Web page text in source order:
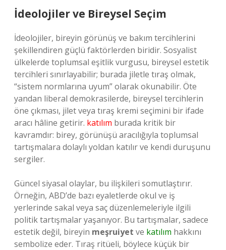
İdeolojiler ve Bireysel Seçim
İdeolojiler, bireyin görünüş ve bakım tercihlerini
şekillendiren güçlü faktörlerden biridir. Sosyalist
ülkelerde toplumsal eşitlik vurgusu, bireysel estetik
tercihleri sınırlayabilir; burada jiletle tıraş olmak,
“sistem normlarına uyum” olarak okunabilir. Öte
yandan liberal demokrasilerde, bireysel tercihlerin
öne çıkması, jilet veya tıraş kremi seçimini bir ifade
aracı hâline getirir. katılım burada kritik bir
kavramdır: birey, görünüşü aracılığıyla toplumsal
tartışmalara dolaylı yoldan katılır ve kendi duruşunu
sergiler.
Güncel siyasal olaylar, bu ilişkileri somutlaştırır.
Örneğin, ABD’de bazı eyaletlerde okul ve iş
yerlerinde sakal veya saç düzenlemeleriyle ilgili
politik tartışmalar yaşanıyor. Bu tartışmalar, sadece
estetik değil, bireyin meşruiyet ve katılım hakkını
sembolize eder. Tıraş ritüeli, böylece küçük bir